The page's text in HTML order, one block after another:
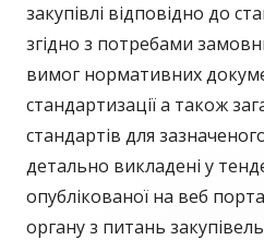
закупівлі відповідно до
згідно з потребами
вимог нормативних
стандартизації а також
стандартів для
детально викладені у
опублікованої на веб
органу з питань